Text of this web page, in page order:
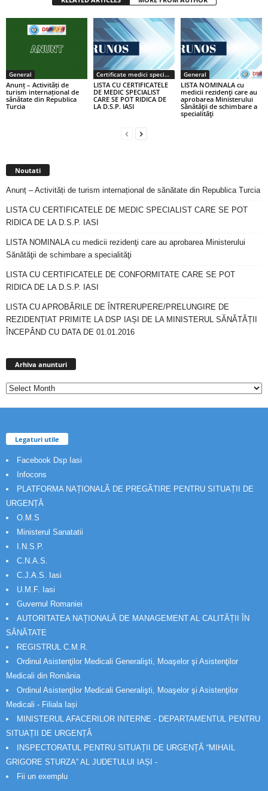
General
Anunț – Activități de
turism internațional de
sănătate din Republica
Turcia
Certificate medici specialiști / primari
LISTA CU CERTIFICATELE
DE MEDIC SPECIALIST
CARE SE POT RIDICA DE
LA D.S.P. IASI
General
LISTA NOMINALA cu
medicii rezidenţi care au
aprobarea Ministerului
Sănătăţii de schimbare a
specialităţi
Noutati
Anunț – Activități de turism internațional de sănătate din Republica Turcia
LISTA CU CERTIFICATELE DE MEDIC SPECIALIST CARE SE POT
RIDICA DE LA D.S.P. IASI
LISTA NOMINALA cu medicii rezidenţi care au aprobarea Ministerului
Sănătăţii de schimbare a specialităţi
LISTA CU CERTIFICATELE DE CONFORMITATE CARE SE POT
RIDICA DE LA D.S.P. IASI
LISTA CU APROBĂRILE DE ÎNTRERUPERE/PRELUNGIRE DE
REZIDENȚIAT PRIMITE LA DSP IAȘI DE LA MINISTERUL SĂNĂTĂȚII
ÎNCEPÂND CU DATA DE 01.01.2016
Arhiva anunturi
Legaturi utile
Facebook Dsp Iasi
Infocons
PLATFORMA NAȚIONALĂ DE PREGĂTIRE PENTRU SITUAȚII DE
URGENȚĂ
O.M.S
Ministerul Sanatatii
I.N.S.P.
C.N.A.S.
C.J.A.S. Iasi
U.M.F. Iasi
Guvernul Romaniei
AUTORITATEA NAȚIONALĂ DE MANAGEMENT AL CALITĂȚII ÎN
SĂNĂTATE
REGISTRUL C.M.R.
Ordinul Asistenţilor Medicali Generalişti, Moaşelor şi Asistenţilor
Medicali din România
Ordinul Asistenţilor Medicali Generalişti, Moaşelor şi Asistenţilor
Medicali - Filiala Iași
MINISTERUL AFACERILOR INTERNE - DEPARTAMENTUL PENTRU
SITUAȚII DE URGENȚĂ
INSPECTORATUL PENTRU SITUAȚII DE URGENȚĂ “MIHAIL
GRIGORE STURZA” AL JUDETULUI IAȘI -
Fii un exemplu